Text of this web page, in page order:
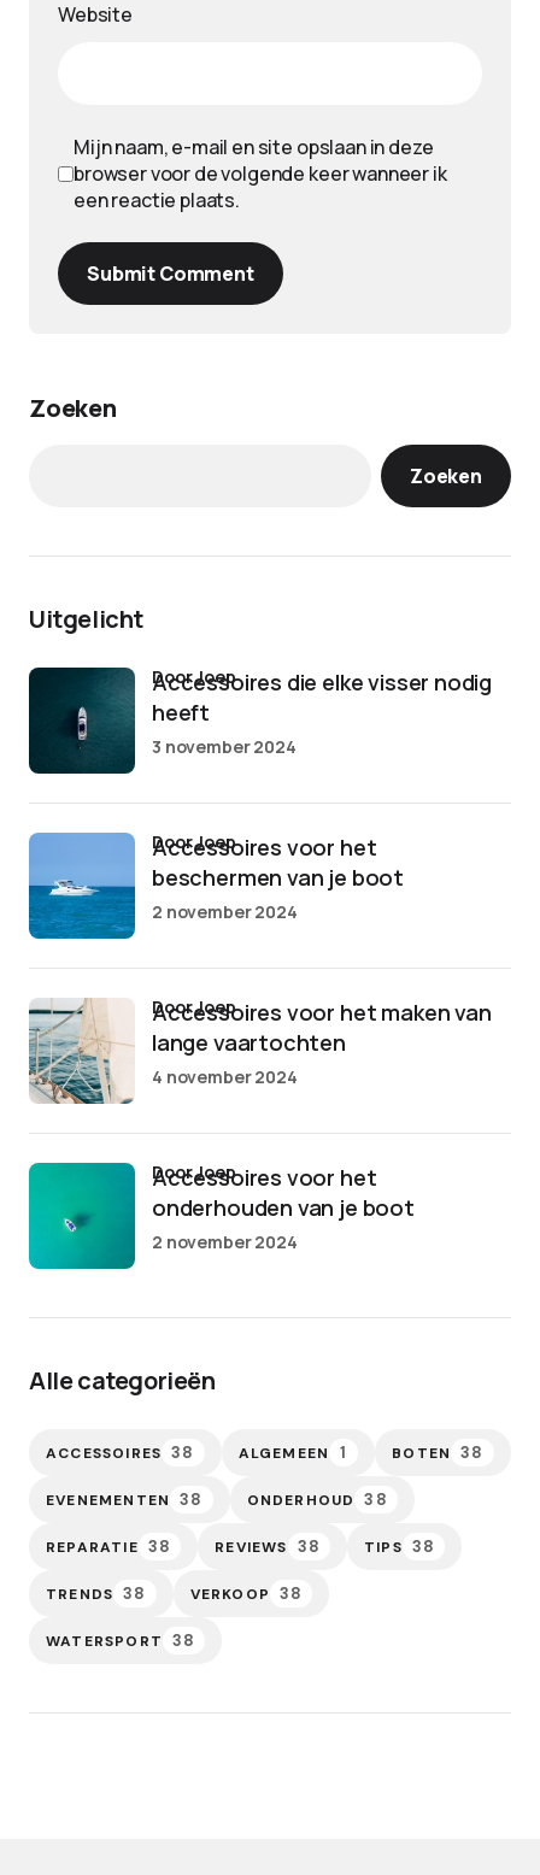
Website
Mijn naam, e-mail en site opslaan in deze
browser voor de volgende keer wanneer ik
een reactie plaats.
Submit Comment
Zoeken
Zoeken
Uitgelicht
Accessoires die elke visser nodig
heeft
door Joep
3 november 2024
Accessoires voor het
beschermen van je boot
door Joep
2 november 2024
Accessoires voor het maken van
lange vaartochten
door Joep
4 november 2024
Accessoires voor het
onderhouden van je boot
door Joep
2 november 2024
Alle categorieën
ACCESSOIRES 38 ALGEMEEN 1 BOTEN 38
EVENEMENTEN 38 ONDERHOUD 38
REPARATIE 38 REVIEWS 38 TIPS 38
TRENDS 38 VERKOOP 38
WATERSPORT 38